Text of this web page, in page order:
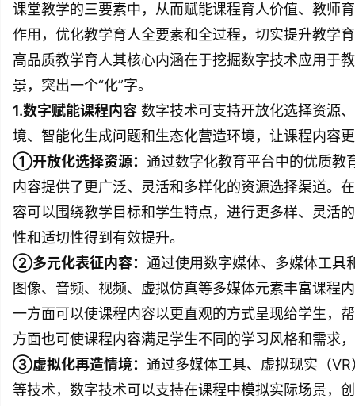
课堂教学的三要素中，从而赋能课程育人价值、教师
作用，优化教学育人全要素和全过程，切实提升教学
高品质教学育人其核心内涵在于挖掘数字技术应用于
景，突出一个“化”字。
1.数字赋能课程内容 数字技术可支持开放化选择资源
境、智能化生成问题和生态化营造环境，让课程内容
①开放化选择资源： 通过数字化教育平台中的优质教
内容提供了更广泛、灵活和多样化的资源选择渠道。
容可以围绕教学目标和学生特点，进行更多样、灵活
性和适切性得到有效提升。
②多元化表征内容： 通过使用数字媒体、多媒体工具
图像、音频、视频、虚拟仿真等多媒体元素丰富课程
一方面可以使课程内容以更直观的方式呈现给学生，
方面也可使课程内容满足学生不同的学习风格和需求
③虚拟化再造情境： 通过多媒体工具、虚拟现实（
等技术，数字技术可以支持在课程中模拟实际场景，